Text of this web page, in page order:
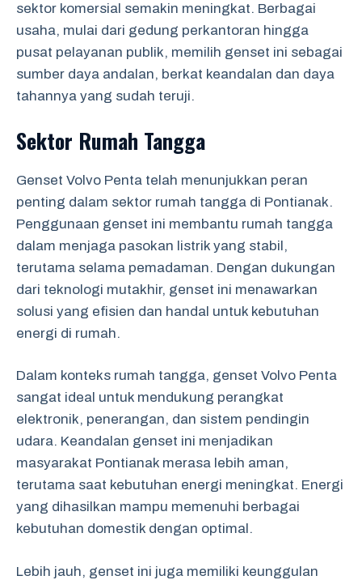
sektor komersial semakin meningkat. Berbagai
usaha, mulai dari gedung perkantoran hingga
pusat pelayanan publik, memilih genset ini sebagai
sumber daya andalan, berkat keandalan dan daya
tahannya yang sudah teruji.
Sektor Rumah Tangga
Genset Volvo Penta telah menunjukkan peran
penting dalam sektor rumah tangga di Pontianak.
Penggunaan genset ini membantu rumah tangga
dalam menjaga pasokan listrik yang stabil,
terutama selama pemadaman. Dengan dukungan
dari teknologi mutakhir, genset ini menawarkan
solusi yang efisien dan handal untuk kebutuhan
energi di rumah.
Dalam konteks rumah tangga, genset Volvo Penta
sangat ideal untuk mendukung perangkat
elektronik, penerangan, dan sistem pendingin
udara. Keandalan genset ini menjadikan
masyarakat Pontianak merasa lebih aman,
terutama saat kebutuhan energi meningkat. Energi
yang dihasilkan mampu memenuhi berbagai
kebutuhan domestik dengan optimal.
Lebih jauh, genset ini juga memiliki keunggulan